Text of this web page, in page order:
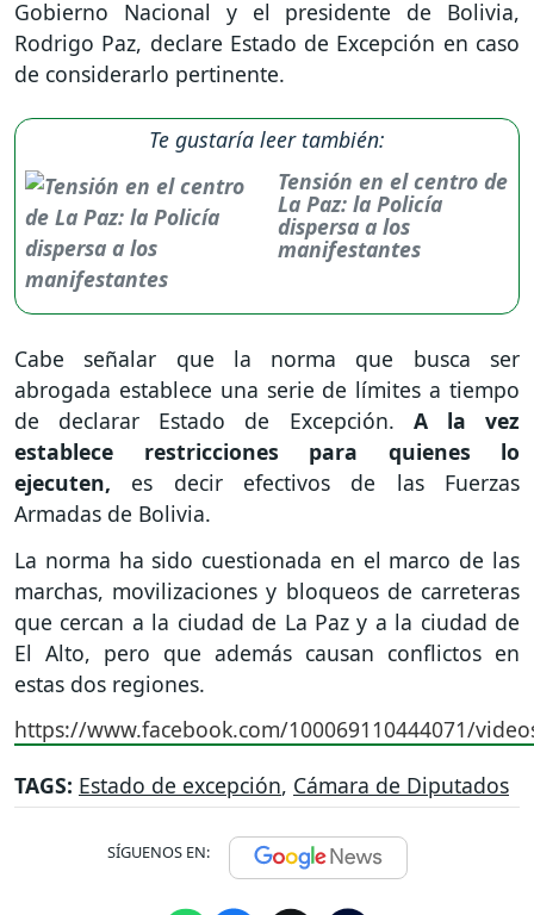
Gobierno Nacional y el presidente de Bolivia,
Rodrigo Paz, declare Estado de Excepción en caso
de considerarlo pertinente.
Te gustaría leer también:
Tensión en el centro de
La Paz: la Policía
dispersa a los
manifestantes
Cabe señalar que la norma que busca ser
abrogada establece una serie de límites a tiempo
de declarar Estado de Excepción. A la vez
establece restricciones para quienes lo
ejecuten, es decir efectivos de las Fuerzas
Armadas de Bolivia.
La norma ha sido cuestionada en el marco de las
marchas, movilizaciones y bloqueos de carreteras
que cercan a la ciudad de La Paz y a la ciudad de
El Alto, pero que además causan conflictos en
estas dos regiones.
https://www.facebook.com/100069110444071/
TAGS: Estado de excepción, Cámara de Diputados
SÍGUENOS EN: